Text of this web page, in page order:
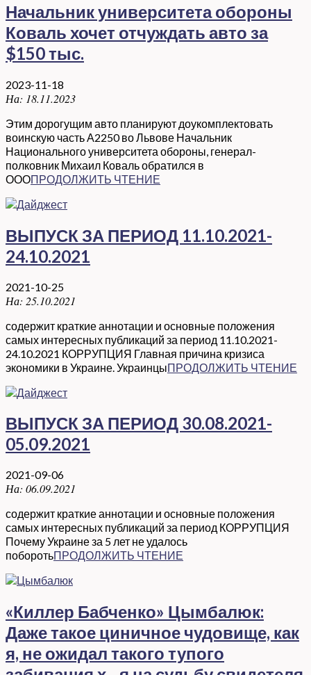
Начальник университета обороны
Коваль хочет отчуждать авто за
$150 тыс.
2023-11-18
На: 18.11.2023
Этим дорогущим авто планируют доукомплектовать
воинскую часть А2250 во Львове Начальник
Национального университета обороны, генерал-
полковник Михаил Коваль обратился в
ОООПРОДОЛЖИТЬ ЧТЕНИЕ
ВЫПУСК ЗА ПЕРИОД 11.10.2021-
24.10.2021
2021-10-25
На: 25.10.2021
содержит краткие аннотации и основные положения
самых интересных публикаций за период 11.10.2021-
24.10.2021 КОРРУПЦИЯ Главная причина кризиса
экономики в Украине. УкраинцыПРОДОЛЖИТЬ ЧТЕНИЕ
ВЫПУСК ЗА ПЕРИОД 30.08.2021-
05.09.2021
2021-09-06
На: 06.09.2021
содержит краткие аннотации и основные положения
самых интересных публикаций за период КОРРУПЦИЯ
Почему Украине за 5 лет не удалось
поборотьПРОДОЛЖИТЬ ЧТЕНИЕ
«Киллер Бабченко» Цымбалюк:
Даже такое циничное чудовище, как
я, не ожидал такого тупого